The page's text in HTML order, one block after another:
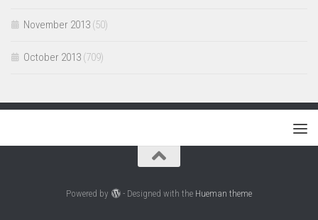
November 2013 (50)
October 2013 (709)
Powered by - Designed with the Hueman theme